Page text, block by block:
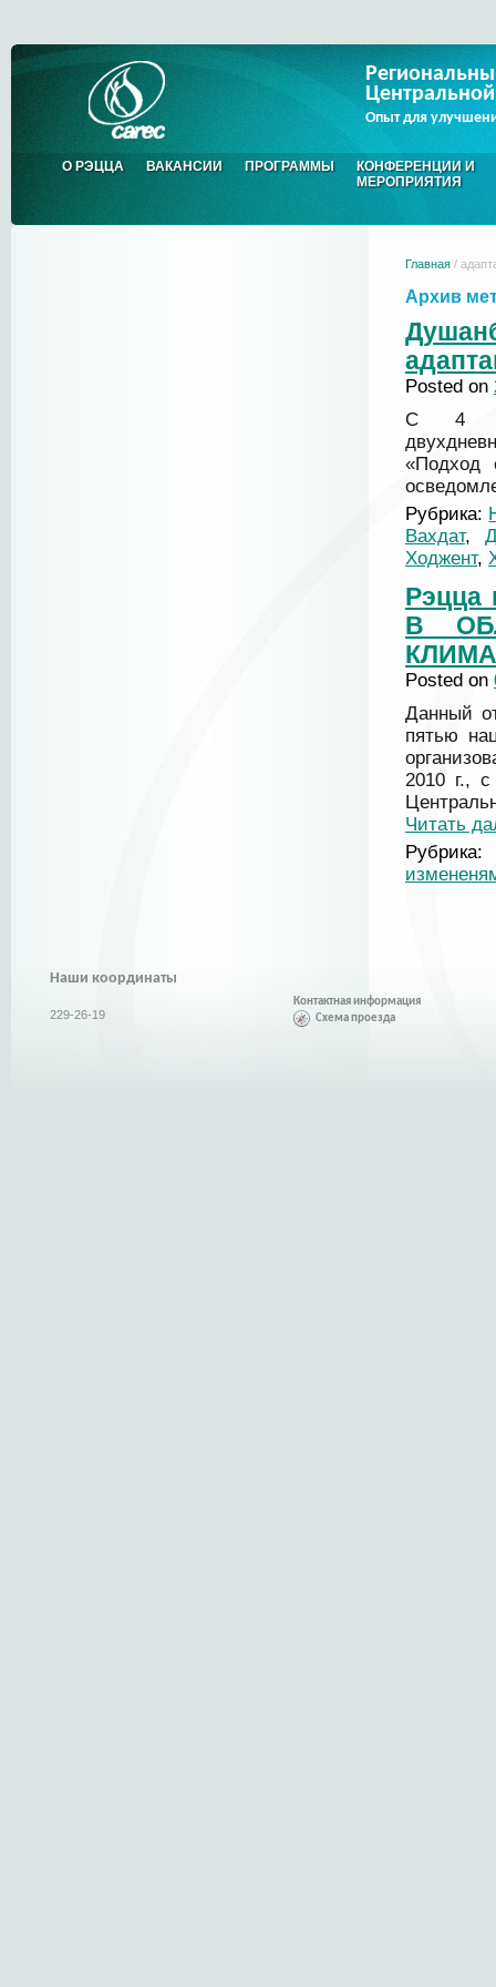
Опыт для
О РЭЦЦА ВАКАНСИИ ПРОГРАММЫ
КОНФЕРЕНЦИИ И
МЕРОПРИЯТИЯ
Главная /
Архив
Posted on
C 4
«Подход
Рубрика:
Вахдат,
Ходжент,
Рэцца
В
Posted on
Данный
пятью
2010 г.,
Читать
Рубрика:
Наши координаты
229-26-19
Контактная информация
Схема проезда